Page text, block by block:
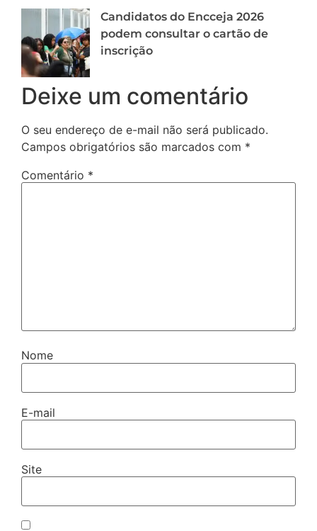
Candidatos do Encceja 2026
podem consultar o cartão de
inscrição
Deixe um comentário
O seu endereço de e-mail não será publicado.
Campos obrigatórios são marcados com *
Comentário *
Nome
E-mail
Site